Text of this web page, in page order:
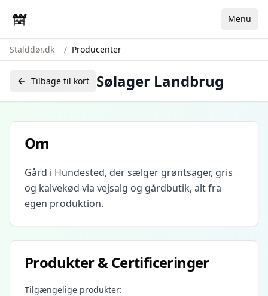
Menu
Stalddør.dk / Producenter
Tilbage til kort Sølager Landbrug
Om
Gård i Hundested, der sælger grøntsager, gris
og kalvekød via vejsalg og gårdbutik, alt fra
egen produktion.
Produkter & Certificeringer
Tilgængelige produkter: